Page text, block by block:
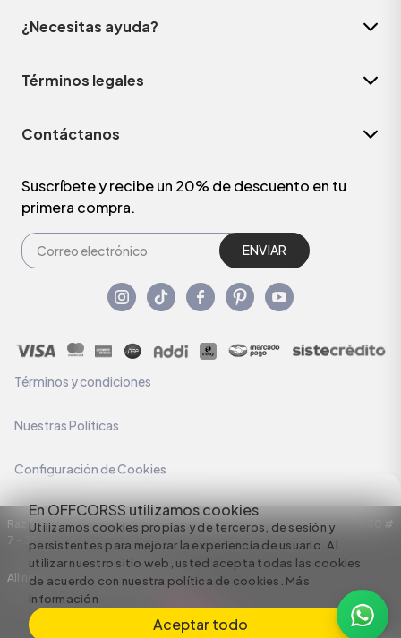
En OFFCORSS utilizamos cookies
Utilizamos cookies propias y de terceros, de sesión y
persistentes para mejorar la experiencia de usuario. Al
utilizar nuestro sitio web, usted acepta todas las cookies
de acuerdo con nuestra política de cookies. Más
información
Aceptar todo
¿Necesitas ayuda?
Términos legales
Contáctanos
Suscríbete y recibe un 20% de descuento en tu
primera compra.
ENVIAR
Términos y condiciones
Nuestras Políticas
Configuración de Cookies
Razón Social: C.I HERMECO S.A. NIT: 890924167-6 Dirección: Carrera 50 #
7 – 35
All rights reserved empowered by